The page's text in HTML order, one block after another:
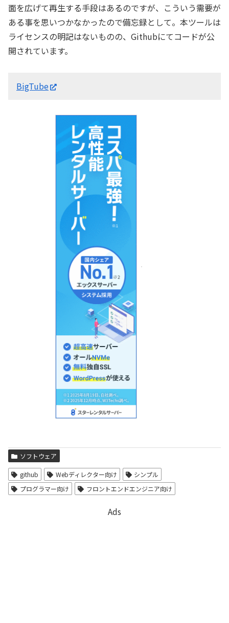
面を広げて再生する手段はあるのですが、こういう需要が
ある事を思いつかなかったので備忘録として。本ツールは
ライセンスの明記はないものの、Githubにてコードが公
開されています。
BigTube
ソフトウェア
github Webディレクター向け
シンプル
プログラマー向け
フロントエンドエンジニア向け
Ads